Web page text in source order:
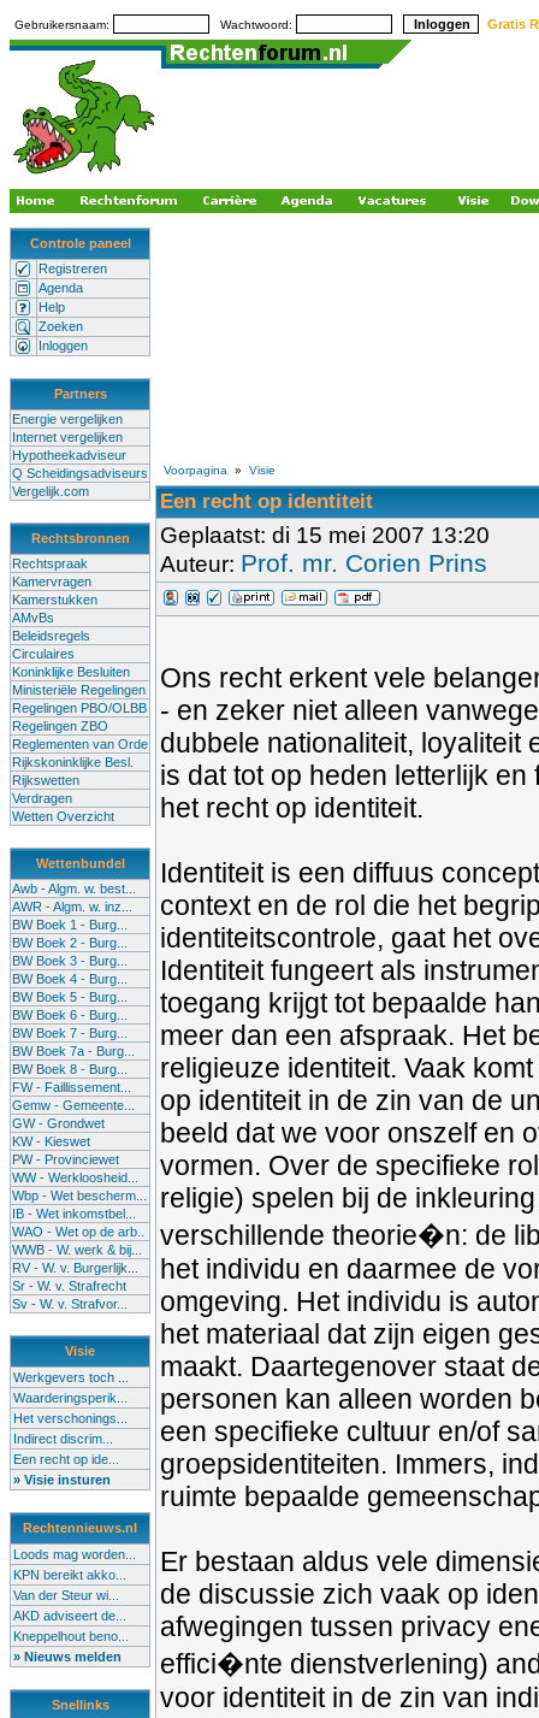
Gebruikersnaam: Wachtwoord: Gratis
Controle paneel
Registreren
Agenda
Help
Zoeken
Inloggen
Partners
Energie vergelijken
Internet vergelijken
Hypotheekadviseur
Q Scheidingsadviseurs
Vergelijk.com
Rechtsbronnen
Rechtspraak
Kamervragen
Kamerstukken
AMvBs
Beleidsregels
Circulaires
Koninklijke Besluiten
Ministeriële Regelingen
Regelingen PBO/OLBB
Regelingen ZBO
Reglementen van Orde
Rijkskoninklijke Besl.
Rijkswetten
Verdragen
Wetten Overzicht
Wettenbundel
Awb - Algm. w. best...
AWR - Algm. w. inz...
BW Boek 1 - Burg...
BW Boek 2 - Burg...
BW Boek 3 - Burg...
BW Boek 4 - Burg...
BW Boek 5 - Burg...
BW Boek 6 - Burg...
BW Boek 7 - Burg...
BW Boek 7a - Burg...
BW Boek 8 - Burg...
FW - Faillissement...
Gemw - Gemeente...
GW - Grondwet
KW - Kieswet
PW - Provinciewet
WW - Werkloosheid...
Wbp - Wet bescherm...
IB - Wet inkomstbel...
WAO - Wet op de arb..
WWB - W. werk & bij...
RV - W. v. Burgerlijk...
Sr - W. v. Strafrecht
Sv - W. v. Strafvor...
Visie
Werkgevers toch ...
Waarderingsperik...
Het verschonings...
Indirect discrim...
Een recht op ide...
» Visie insturen
Rechtennieuws.nl
Loods mag worden...
KPN bereikt akko...
Van der Steur wi...
AKD adviseert de...
Kneppelhout beno...
» Nieuws melden
Snellinks
Voorpagina » Visie
Een recht op identiteit
Geplaatst: di 15 mei 2007 13:20
Auteur: Prof. mr. Corien Prins
Ons recht erkent vele
- en zeker niet alleen
dubbele nationaliteit, loyaliteit
is dat tot op heden letterlijk
het recht op identiteit.
Identiteit is een diffuus
context en de rol die het
identiteitscontrole, gaat het
Identiteit fungeert als
toegang krijgt tot bepaalde
meer dan een afspraak. Het
religieuze identiteit. Vaak
op identiteit in de zin van de
beeld dat we voor onszelf en
vormen. Over de specifieke
religie) spelen bij de
verschillende theorie�n: de
het individu en daarmee de
omgeving. Het individu is
het materiaal dat zijn eigen
maakt. Daartegenover staat
personen kan alleen worden
een specifieke cultuur en/of
groepsidentiteiten. Immers,
ruimte bepaalde
Er bestaan aldus vele
de discussie zich vaak op
afwegingen tussen privacy
effici�nte dienstverlening)
voor identiteit in de zin van